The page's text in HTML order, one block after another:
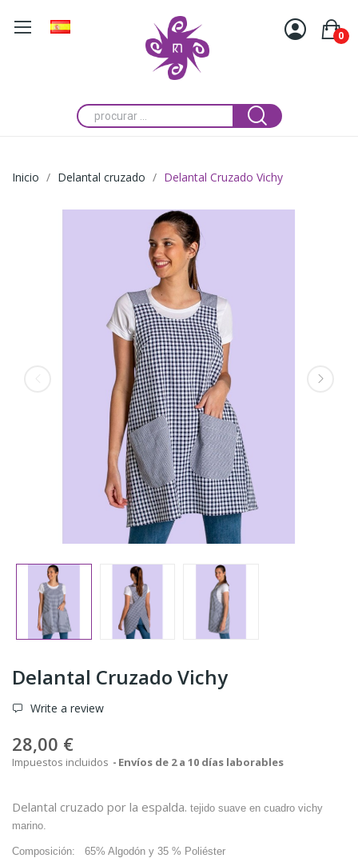
0
Inicio Delantal cruzado Delantal Cruzado Vichy
Delantal Cruzado Vichy
Write a review
28,00 €
Impuestos incluidos Envíos de 2 a 10 días laborables
Delantal cruzado por la espalda. tejido suave en cuadro vichy
marino.
Composición: 65% Algodón y 35 % Poliéster